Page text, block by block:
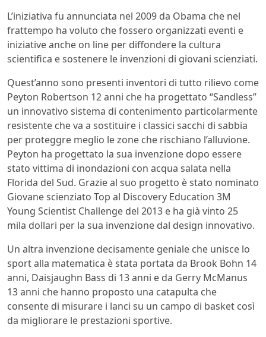
L’iniziativa fu annunciata nel 2009 da Obama che nel
frattempo ha voluto che fossero organizzati eventi e
iniziative anche on line per diffondere la cultura
scientifica e sostenere le invenzioni di giovani scienziati.
Quest’anno sono presenti inventori di tutto rilievo come
Peyton Robertson 12 anni che ha progettato “Sandless”
un innovativo sistema di contenimento particolarmente
resistente che va a sostituire i classici sacchi di sabbia
per proteggre meglio le zone che rischiano l’alluvione.
Peyton ha progettato la sua invenzione dopo essere
stato vittima di inondazioni con acqua salata nella
Florida del Sud. Grazie al suo progetto è stato nominato
Giovane scienziato Top al Discovery Education 3M
Young Scientist Challenge del 2013 e ha già vinto 25
mila dollari per la sua invenzione dal design innovativo.
Un altra invenzione decisamente geniale che unisce lo
sport alla matematica è stata portata da Brook Bohn 14
anni, Daisjaughn Bass di 13 anni e da Gerry McManus
13 anni che hanno proposto una catapulta che
consente di misurare i lanci su un campo di basket così
da migliorare le prestazioni sportive.